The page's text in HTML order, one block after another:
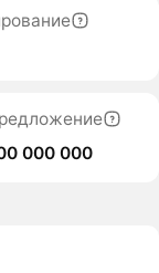
000 000